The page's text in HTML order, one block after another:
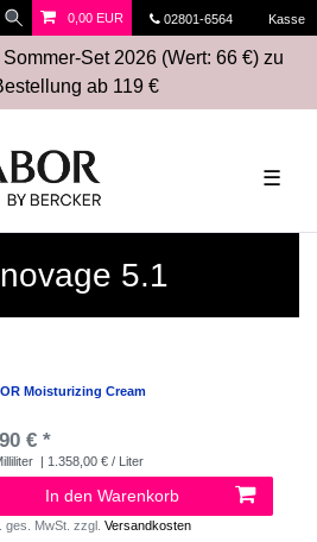
02801-6564 Kasse
0,00 EUR
Set 2026 (Wert: 66 €) zu
ab 119 €
☰
5.1
Moisturizing Cream
€ *
| 1.358,00 € / Liter
In den Warenkorb
ges. MwSt. zzgl.Versandkosten